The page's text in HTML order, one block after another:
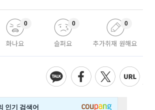
화나요
0
슬퍼요
0
추가취재 원해요
0